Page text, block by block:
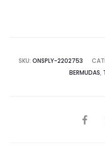
SKU: ONSPLY-2202753
BERMUDAS,